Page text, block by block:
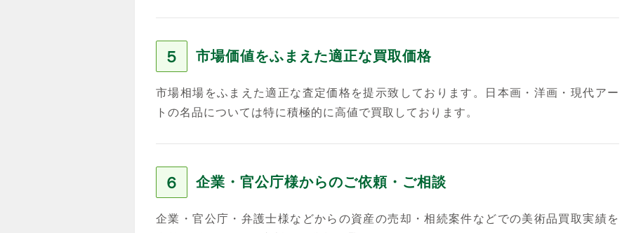
５ 市場価値をふまえた適正な買取価格
市場相場をふまえた適正な査定価格を提示致しております。日本画・洋画・現代アー
トの名品については特に積極的に高値で買取しております。
６ 企業・官公庁様からのご依頼・ご相談
企業・官公庁・弁護士様などからの資産の売却・相続案件などでの美術品買取実績を